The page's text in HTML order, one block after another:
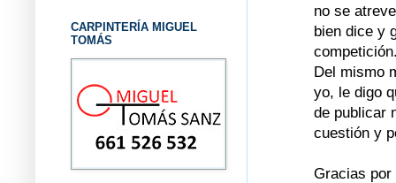
no se
bien dice y
Del mismo
yo, le digo
de publicar
cuestión y
Gracias por
CARPINTERÍA MIGUEL
TOMÁS